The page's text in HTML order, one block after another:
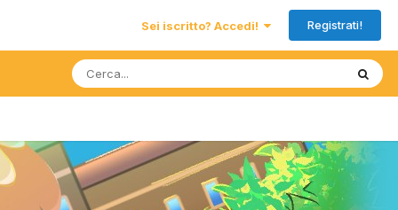
Sei iscritto? Accedi! Registrati!